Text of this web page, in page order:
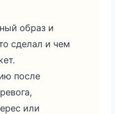
образ и
сделал и чем
после
или